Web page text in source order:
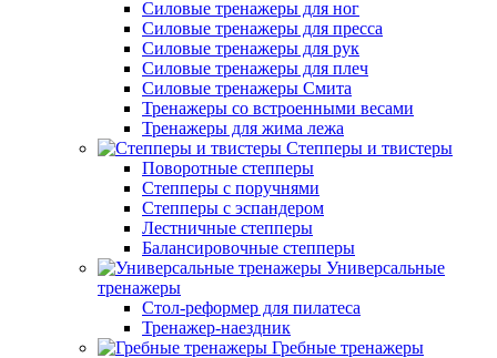
Силовые тренажеры для ног
Силовые тренажеры для пресса
Силовые тренажеры для рук
Силовые тренажеры для плеч
Силовые тренажеры Смита
Тренажеры со встроенными весами
Тренажеры для жима лежа
Степперы и твистеры
Поворотные степперы
Степперы с поручнями
Степперы с эспандером
Лестничные степперы
Балансировочные степперы
Универсальные
тренажеры
Стол-реформер для пилатеса
Тренажер-наездник
Гребные тренажеры